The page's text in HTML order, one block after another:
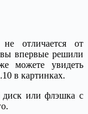
отличается от
впервые решили
можете увидеть
в картинках.
диск или флэшка с